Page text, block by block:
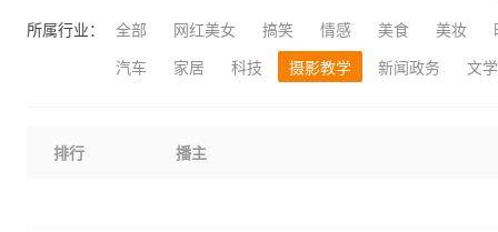
所属行业： 全部 网红美女 搞笑 情感 美食 美妆
汽车
家居 科技 摄影教学 新闻政务 文
排行 播主